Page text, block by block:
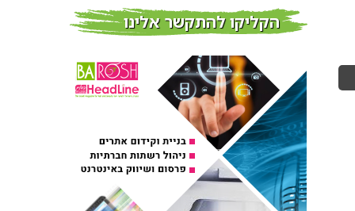
חדש על המדף
כובשת את השטח עם יום
הדרכה מוצלח נוסף
אירועים בארץ
הקליקו להתקשר אלינו